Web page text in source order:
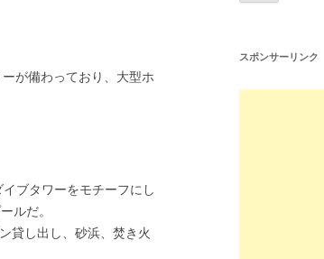
が備わっており、大型ホ
ブタワーをモチーフにし
ルだ。
貸し出し、砂浜、焚き火
スポンサーリンク